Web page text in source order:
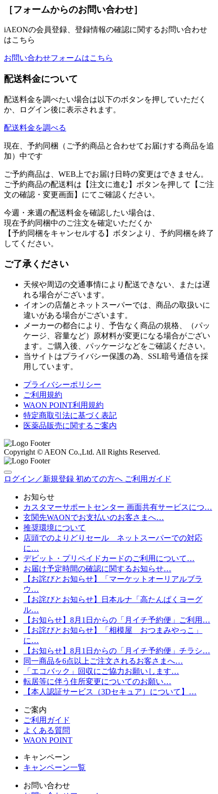
［フォームからのお問い合わせ］
iAEONの会員登録、登録情報の確認に関するお問い合わせ
はこちら
お問い合わせフォームはこちら
配送料金について
配送料金を調べたい場合は以下のボタンを押していただく
か、ログイン後に表示されます。
配送料金を調べる
現在、予約同梱（ご予約商品と合わせてお届けする商品を追
加）中です
ご予約商品は、WEB上でお届け日時の変更はできません。
ご予約商品の配送料は【注文に進む】ボタンを押して【ご注
文の確認・変更画面】にてご確認ください。
今週・来週の配送料金を確認したい場合は、
現在予約同梱中のご注文を確定いただくか
【予約同梱をキャンセルする】ボタンより、予約同梱を終了
してください。
ご了承ください
天候や周辺の交通事情により配送できない、または遅
れる場合がございます。
イオンの店舗とネットスーパーでは、商品の取扱いに
違いがある場合がございます。
メーカーの都合により、予告なく商品の規格、（パッ
ケージ、容量など）原材料が変更になる場合がござい
ます。ご購入後、パッケージなどをご確認ください。
当サイトはプライバシー保護の為、SSL暗号通信を採
用しています。
プライバシーポリシー
ご利用規約
WAON POINT利用規約
特定商取引法に基づく表記
医薬品販売に関するご案内
Copyright © AEON Co.,Ltd. All Rights Reserved.
ログイン／新規登録 初めての方へ ご利用ガイド
お知らせ
カスタマーサポートセンター 画面共有サービスにつ…
玄関先WAONでお支払いのお客さまへ…
推奨環境について
店頭でのよりどりセール ネットスーパーでの対応
に…
デビット・プリペイドカードのご利用について…
お届け予定時間の確認に関するお知らせ…
【お詫びとお知らせ】「マーケットオーリアルブラ
ウ…
【お詫びとお知らせ】日本ルナ「高たんぱくヨーグ
ル…
【お知らせ】8月1日からの「月イチ予約便」ご利用…
【お詫びとお知らせ】「相模屋 おつまみやっこ」
に…
【お知らせ】8月1日からの「月イチ予約便」チラシ…
同一商品を6点以上ご注文されるお客さまへ…
「エコバック」回収にご協力お願いします…
転居等に伴う住所変更についてのお願い…
【本人認証サービス（3Dセキュア）について】…
ご案内
ご利用ガイド
よくある質問
WAON POINT
キャンペーン
キャンペーン一覧
お問い合わせ